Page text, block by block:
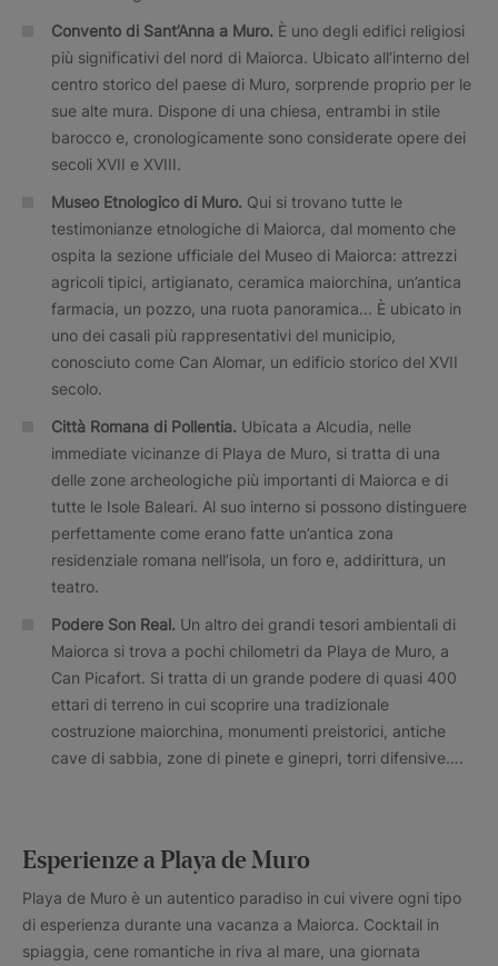
Convento di Sant’Anna a Muro. È uno degli edifici religiosi
più significativi del nord di Maiorca. Ubicato all’interno del
centro storico del paese di Muro, sorprende proprio per le
sue alte mura. Dispone di una chiesa, entrambi in stile
barocco e, cronologicamente sono considerate opere dei
secoli XVII e XVIII.
Museo Etnologico di Muro. Qui si trovano tutte le
testimonianze etnologiche di Maiorca, dal momento che
ospita la sezione ufficiale del Museo di Maiorca: attrezzi
agricoli tipici, artigianato, ceramica maiorchina, un’antica
farmacia, un pozzo, una ruota panoramica... È ubicato in
uno dei casali più rappresentativi del municipio,
conosciuto come Can Alomar, un edificio storico del XVII
secolo.
Città Romana di Pollentia. Ubicata a Alcudia, nelle
immediate vicinanze di Playa de Muro, si tratta di una
delle zone archeologiche più importanti di Maiorca e di
tutte le Isole Baleari. Al suo interno si possono distinguere
perfettamente come erano fatte un’antica zona
residenziale romana nell’isola, un foro e, addirittura, un
teatro.
Podere Son Real. Un altro dei grandi tesori ambientali di
Maiorca si trova a pochi chilometri da Playa de Muro, a
Can Picafort. Si tratta di un grande podere di quasi 400
ettari di terreno in cui scoprire una tradizionale
costruzione maiorchina, monumenti preistorici, antiche
cave di sabbia, zone di pinete e ginepri, torri difensive….
Esperienze a Playa de Muro
Playa de Muro è un autentico paradiso in cui vivere ogni tipo
di esperienza durante una vacanza a Maiorca. Cocktail in
spiaggia, cene romantiche in riva al mare, una giornata